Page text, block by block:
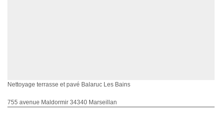
Nettoyage terrasse et pavé Balaruc Les Bains
755 avenue Maldormir 34340 Marseillan